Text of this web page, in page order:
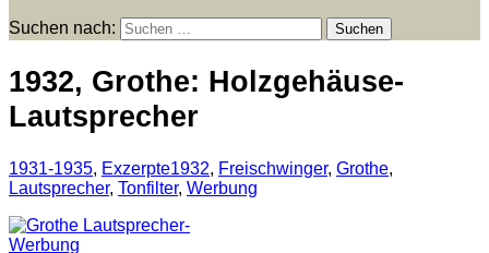
Suchen nach:
1932, Grothe: Holzgehäuse-
Lautsprecher
1931-1935, Exzerpte1932, Freischwinger, Grothe,
Lautsprecher, Tonfilter, Werbung